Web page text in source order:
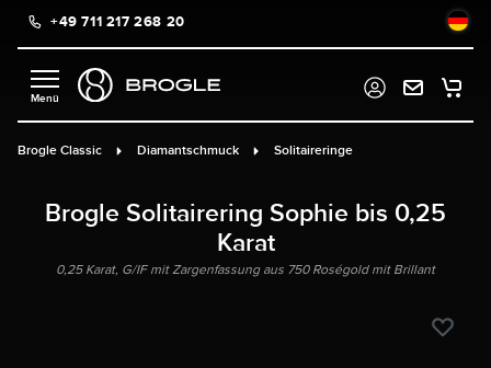
springen
+49 711 217 268 20
Brogle Classic Diamantschmuck Solitaireringe
Brogle Solitairering Sophie bis 0,25
Karat
0,25 Karat, G/IF mit Zargenfassung aus 750 Roségold mit Brillant